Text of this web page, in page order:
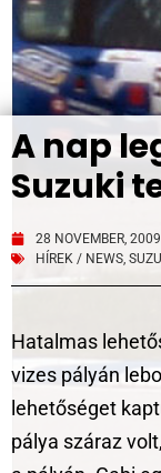
A nap
Suzuki
28 NOVEMBER, 2009
HÍREK / NEWS,
Hatalmas
vizes pályán
lehetőséget
pálya száraz